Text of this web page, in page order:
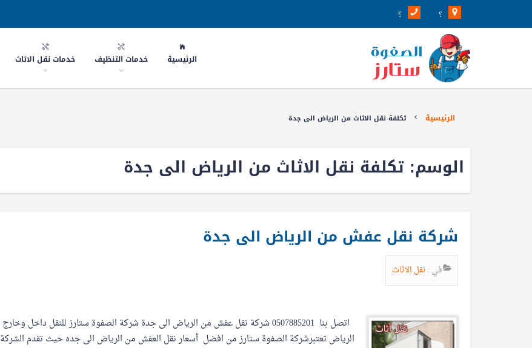
؟
الرئيسية خدمات التنظيف خدمات نقل الاثاث
الرئيسية تكلفة نقل الاثاث من الرياض الى جدة
الوسم: تكلفة نقل الاثاث من الرياض الى جدة
شركة نقل عفش من الرياض الى جدة
في :نقل الاثاث
اتصل بنا 0507885201 شركة نقل عفش من الرياض الى جدة شركة الصفوة ستارز للنقل داخل وخارج
الرياض تعتبرشركة الصفوة ستارز من افضل أسعار نقل العفش من الرياض الى جده حيث تقدم الشركة